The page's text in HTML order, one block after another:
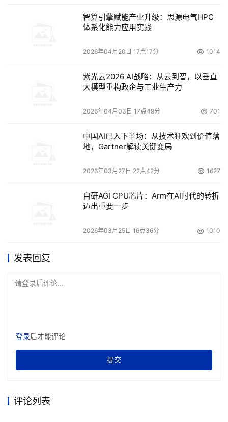
本文来源于DOIT传媒，文章内容仅供参考，不构成投资建议。
智算引擎赋能产业升级：思源电气HPC
体系化能力应用实践
2026年04月20日 17点17分 1014
紫光云2026 AI战略：从云到智，以垂直
大模型重构政企与工业生产力
2026年04月03日 17点49分 701
中国AI已入下半场：从技术狂欢到价值落
地，Gartner解读关键变局
2026年03月27日 22点42分 1627
自研AGI CPU芯片：Arm在AI时代的转折
迈出重要一步
2026年03月25日 16点36分 1010
发表回复
请登录后评论...
登录后才能评论
提交
评论列表